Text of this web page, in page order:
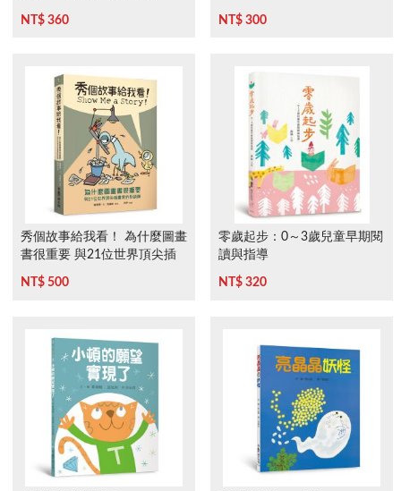
NT$ 360 NT$ 300
秀個故事給我看！ 為什麼圖畫
書很重要 與21位世界頂尖插
畫家的對談錄
NT$ 500
零歲起步：0～3歲兒童早期閱
讀與指導
NT$ 320